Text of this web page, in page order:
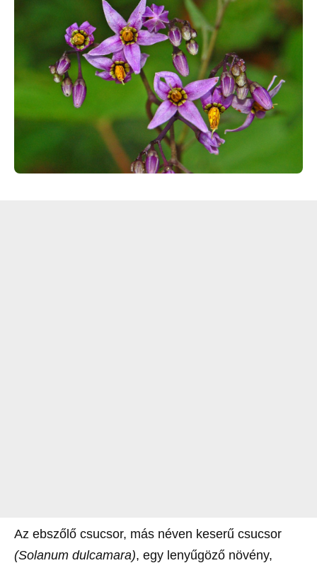
Az ebszőlő csucsor, más néven keserű csucsor
(Solanum dulcamara), egy lenyűgöző növény,